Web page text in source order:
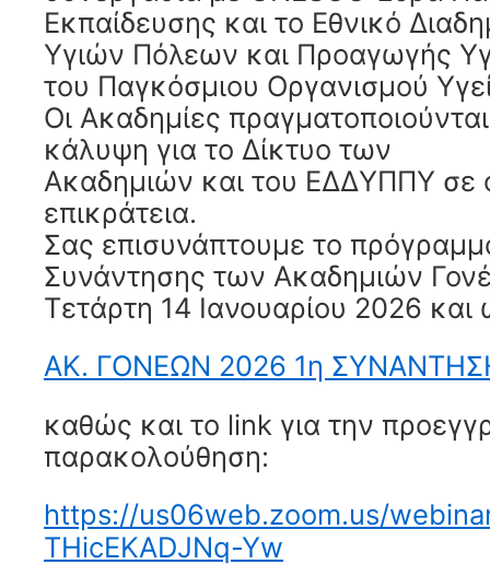
Εκπαίδευσης και το Εθνικό
Υγιών Πόλεων και Προαγωγής
του Παγκόσμιου Οργανισμού
Οι Ακαδημίες
κάλυψη για το Δίκτυο των
Ακαδημιών και του ΕΔΔΥΠΠΥ σε
επικράτεια.
Σας επισυνάπτουμε το
Συνάντησης των Ακαδημιών
Τετάρτη 14 Ιανουαρίου 2026 και
ΑΚ. ΓΟΝΕΩΝ 2026 1η
καθώς και το link για την
παρακολούθηση:
https://us06web.zoom.us/
THicEKADJNq-Yw